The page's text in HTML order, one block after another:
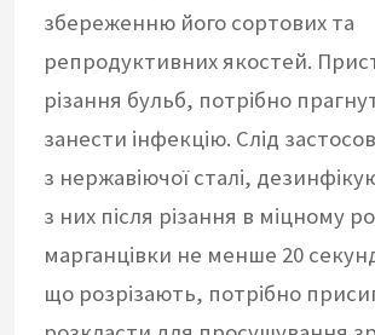
збереженню його сортових та
репродуктивних якостей.
різання бульб, потрібно
занести інфекцію. Слід
з нержавіючої сталі,
з них після різання в міцному
марганцівки не менше 20
що розрізають, потрібно